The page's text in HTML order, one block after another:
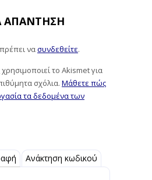
ΑΠΆΝΤΗΣΗ
νασυνδεθείτε.
το Akismet για
σχόλια. Μάθετε πώς
τα δεδομένα των
Ανάκτηση κωδικού